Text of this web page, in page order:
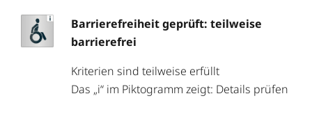
Barrierefreiheit geprüft: teilweise
barrierefrei
Kriterien sind teilweise erfüllt
Das „i“ im Piktogramm zeigt: Details prüfen